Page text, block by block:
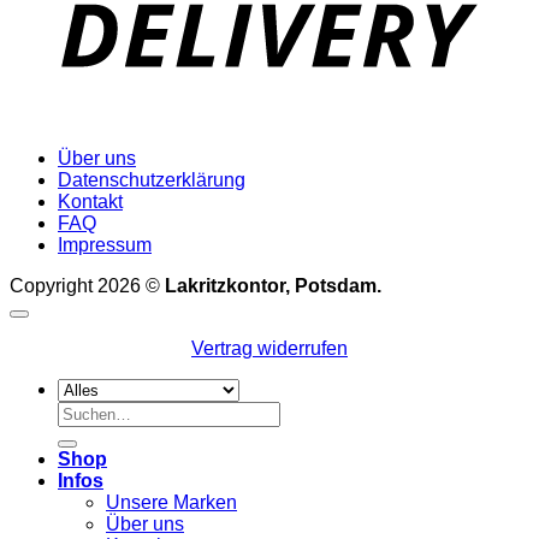
Über uns
Datenschutzerklärung
Kontakt
FAQ
Impressum
Copyright 2026 © Lakritzkontor, Potsdam.
Vertrag widerrufen
Suchen
nach:
Shop
Infos
Unsere Marken
Über uns